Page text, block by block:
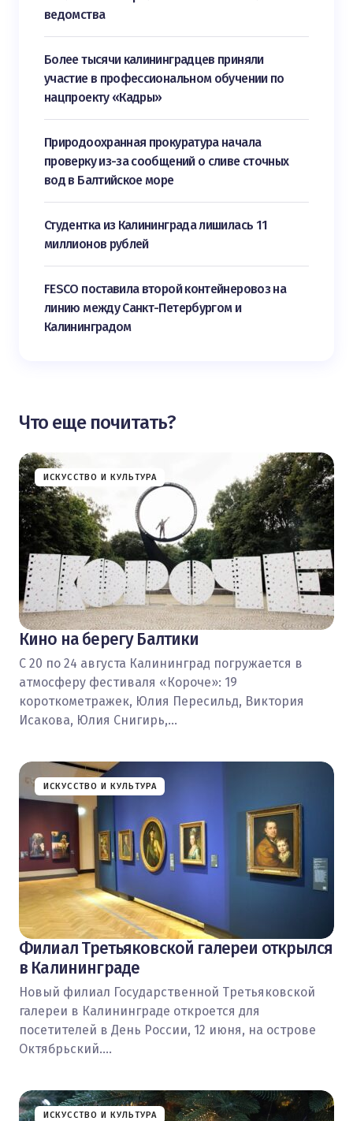
ведомства
Более тысячи калининградцев приняли
участие в профессиональном обучении по
нацпроекту «Кадры»
Природоохранная прокуратура начала
проверку из-за сообщений о сливе сточных
вод в Балтийское море
Студентка из Калининграда лишилась 11
миллионов рублей
FESCO поставила второй контейнеровоз на
линию между Санкт-Петербургом и
Калининградом
Что еще почитать?
ИСКУССТВО И КУЛЬТУРА
Кино на берегу Балтики
С 20 по 24 августа Калининград погружается в
атмосферу фестиваля «Короче»: 19
короткометражек, Юлия Пересильд, Виктория
Исакова, Юлия Снигирь,…
ИСКУССТВО И КУЛЬТУРА
Филиал Третьяковской галереи открылся
в Калининграде
Новый филиал Государственной Третьяковской
галереи в Калининграде откроется для
посетителей в День России, 12 июня, на острове
Октябрьский.…
ИСКУССТВО И КУЛЬТУРА